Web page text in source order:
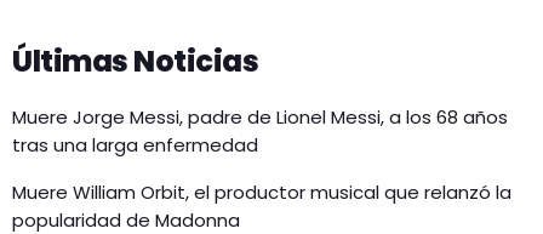
Últimas Noticias
Muere Jorge Messi, padre de Lionel Messi, a los 68 años
tras una larga enfermedad
Muere William Orbit, el productor musical que relanzó la
popularidad de Madonna